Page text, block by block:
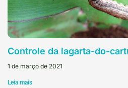
Controle da lagarta-do-
1 de março de 2021
Leia mais